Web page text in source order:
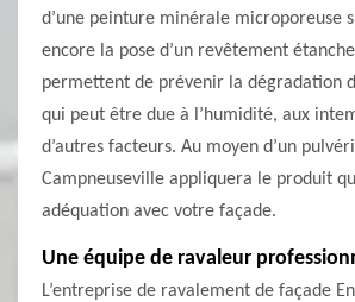
d’une peinture minérale microporeuse
encore la pose d’un revêtement
permettent de prévenir la dégradation
qui peut être due à l’humidité, aux
d’autres facteurs. Au moyen d’un
Campneuseville appliquera le produit
adéquation avec votre façade.
Une équipe de ravaleur
L’entreprise de ravalement de façade